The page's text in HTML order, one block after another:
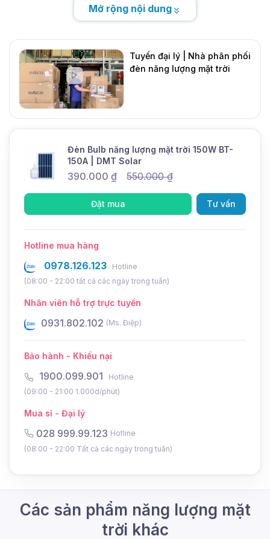
Điểm đặc biệt của đèn bulb
năng lượng mặt trời BT-
150A
tương tự các mẫu đèn bulb sử dụng điện 220V.
Công
suất
Đèn bulb năng lượng mặt trời BT-
150A có công suất tới 150w.
hiệu
Tấm pin
Bộ đèn sử dụng tấm pin năng lượng
mang lại hiệu suất chuyển đổi năng
lượng cao.
màu.
Mở rộng nội dung
Tuyển đại lý | Nhà phân phối
đèn năng lượng mặt trời
Đèn Bulb năng lượng mặt trời 150W BT-
150A | DMT Solar
390.000 ₫ 550.000₫
Đặt mua Tư vấn
Hotline mua hàng
0978.126.123
Hotline
(08:00 - 22:00 tất cả các ngày trong tuần)
Nhân viên hỗ trợ trực tuyến
0931.802.102 (Ms. Điệp)
Bảo hành - Khiếu nại
1900.099.901
Hotline
(09:00 - 21:00 1.000d/phút)
Mua sỉ - Đại lý
028 999.99.123 Hotline
(08:00 - 22:00 Tất cả các ngày trong tuần)
Các sản phẩm năng lượng mặt
trời khác